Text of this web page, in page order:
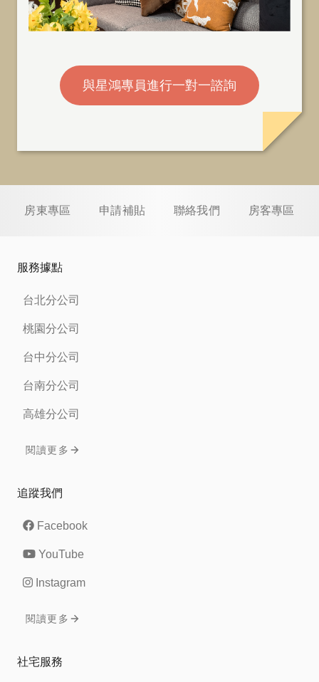
與星鴻專員進行一對一諮詢
房東專區 申請補貼 聯絡我們 房客專區
服務據點
台北分公司
桃園分公司
台中分公司
台南分公司
高雄分公司
閱讀更多
追蹤我們
Facebook
YouTube
Instagram
閱讀更多
社宅服務